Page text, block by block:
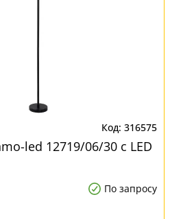
316575
led 12719/06/30 с LED
По запросу